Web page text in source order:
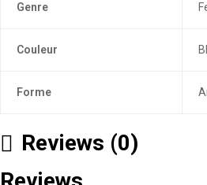
Genre
Couleur
Forme
Reviews (0)